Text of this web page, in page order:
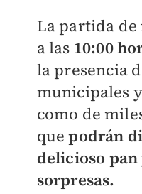
La partida de
a las 10:00
la presencia
municipales
como de
quepodrán
delicioso pan
sorpresas.